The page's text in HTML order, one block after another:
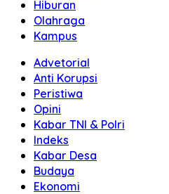
Hiburan
Olahraga
Kampus
Advetorial
Anti Korupsi
Peristiwa
Opini
Kabar TNI & Polri
Indeks
Kabar Desa
Budaya
Ekonomi